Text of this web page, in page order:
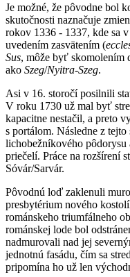
Je možné, že pôvodne bol
skutočnosti naznačuje
rokov 1336 - 1337, kde sa
uvedením zasvätením (
Sus, môže byť skomolením
ako Szeg/Nyitra-Szeg.
Asi v 16. storočí posilnili
V roku 1730 už mal byť
kapacitne nestačil, a preto
s portálom. Následne z
lichobežníkového pôdorysu
priečelí. Práce na rozšírení
Sóvár/Sarvár.
Pôvodnú loď zaklenuli
presbytérium nového
románskeho triumfálneho
románskej lode bol
nadmurovali nad jej
jednotnú fasádu, čím sa
pripomína ho už len